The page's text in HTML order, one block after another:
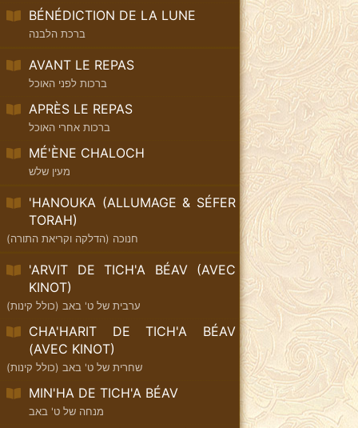
BÉNÉDICTION DE LA LUNE
ברכת הלבנה
AVANT LE REPAS
ברכות לפני האוכל
APRÈS LE REPAS
ברכות אחרי האוכל
MÉ'ÈNE CHALOCH
מעין שלש
'HANOUKA (ALLUMAGE & SÉFER
TORAH)
חנוכה (הדלקה וקריאת התורה)
'ARVIT DE TICH'A BÉAV (AVEC
KINOT)
ערבית של ט' באב (כולל קינות)
CHA'HARIT DE TICH'A BÉAV
(AVEC KINOT)
שחרית של ט' באב (כולל קינות)
MIN'HA DE TICH'A BÉAV
מנחה של ט' באב